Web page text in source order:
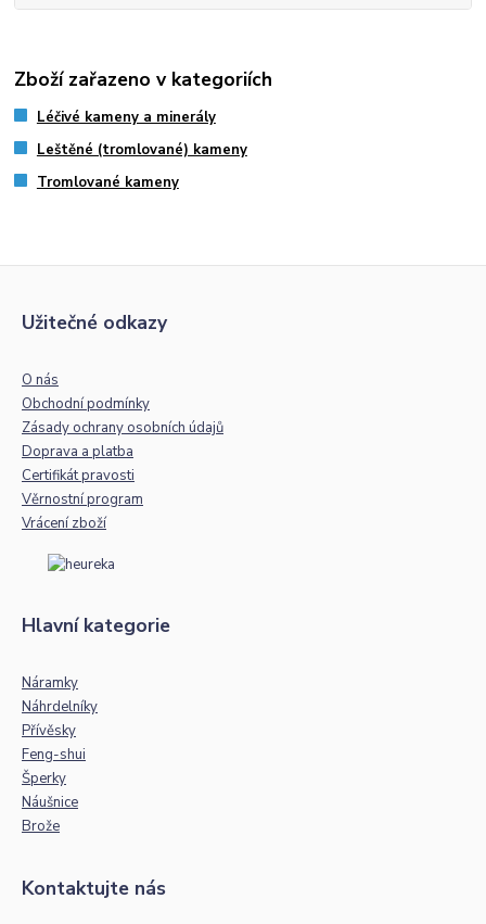
Zboží zařazeno v kategoriích
Léčivé kameny a minerály
Leštěné (tromlované) kameny
Tromlované kameny
Užitečné odkazy
O nás
Obchodní podmínky
Zásady ochrany osobních údajů
Doprava a platba
Certifikát pravosti
Věrnostní program
Vrácení zboží
Hlavní kategorie
Náramky
Náhrdelníky
Přívěsky
Feng-shui
Šperky
Náušnice
Brože
Kontaktujte nás